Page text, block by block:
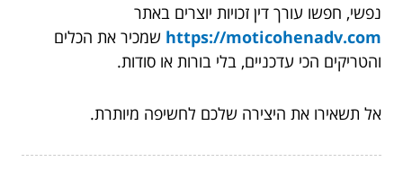
נפשי, חפשו עורך דין זכויות יוצרים באתר
https://moticohenadv.com שמכיר את הכלים
והטריקים הכי עדכניים, בלי בורות או סודות.
אל תשאירו את היצירה שלכם לחשיפה מיותרת.